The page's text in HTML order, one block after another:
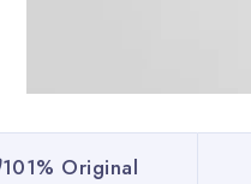
101% Original